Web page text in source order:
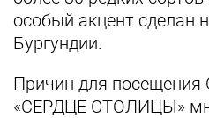
особый акцент сделан
Бургундии.
Причин для посещения
«СЕРДЦЕ СТОЛИЦЫ»